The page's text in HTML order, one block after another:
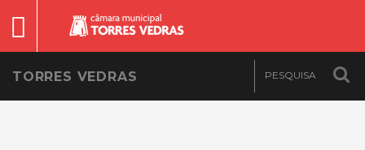
TORRES VEDRAS